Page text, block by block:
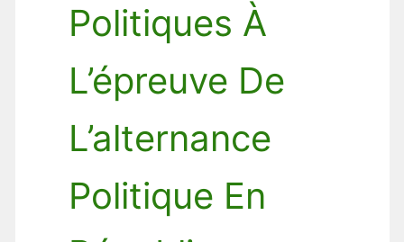
Politiques À
L’épreuve De
L’alternance
Politique En